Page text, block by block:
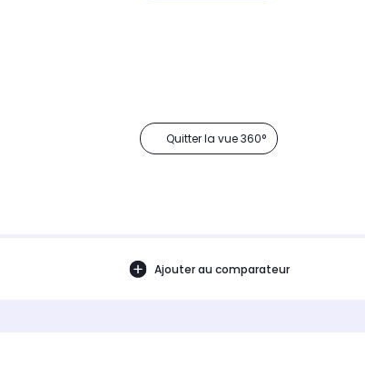
Quitter la vue 360°
Ajouter au comparateur